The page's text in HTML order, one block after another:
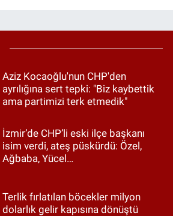
Aziz Kocaoğlu'nun CHP'den
ayrılığına sert tepki: "Biz kaybettik
ama partimizi terk etmedik"
İzmir’de CHP’li eski ilçe başkanı
isim verdi, ateş püskürdü: Özel,
Ağbaba, Yücel…
Terlik fırlatılan böcekler milyon
dolarlık gelir kapısına dönüştü